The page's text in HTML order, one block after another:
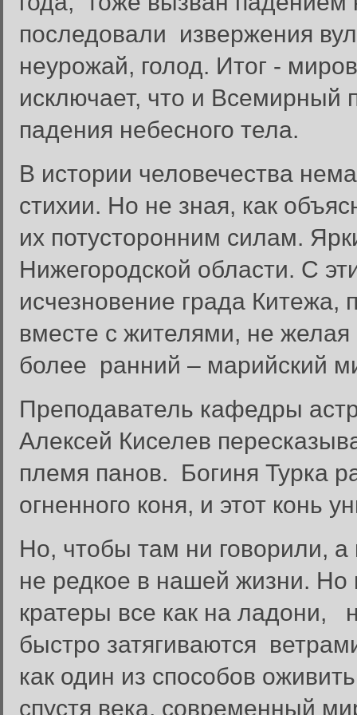
последовали извержения
неурожай, голод. Итог -
исключает, что и Всемирный
падения небесного тела.
В истории человечества
стихии. Но не зная, как
их потусторонним силам.
Нижегородской области. С
исчезновение града Китежа,
вместе с жителями, не желая
более ранний – марийский
Преподаватель кафедры
Алексей Киселев
племя панов. Богиня Турка
огненного коня, и этот конь
Но, чтобы там ни говорили,
не редкое в нашей жизни. Но
кратеры все как на ладони,
быстро затягиваются
как один из способов
спустя века, современный
Вход в систему
Введите имя пользователя и
Вход в систему
Имя пользователя: